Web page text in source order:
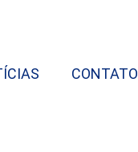
CONTATO